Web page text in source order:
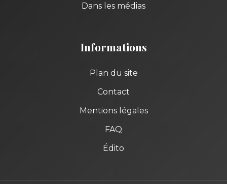
Dans les médias
Informations
Plan du site
Contact
Mentions légales
FAQ
Édito